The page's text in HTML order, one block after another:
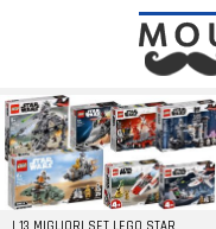
LATEST
STORIES